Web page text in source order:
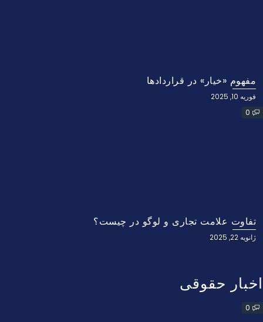
مفهوم «خیار» در قراردادها
فوریه 10, 2025
0
تفاوت علامت تجاری و لوگو در چیست؟
ژانویه 22, 2025
اخبار حقوقی
0